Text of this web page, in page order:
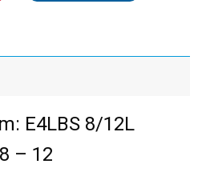
E4LBS 8/12L
– 12